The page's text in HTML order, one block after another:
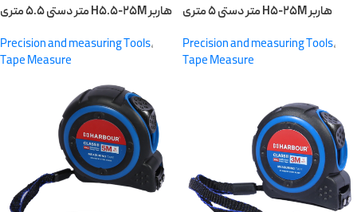
متر دستی ۵.۵ متری H۵.۵-۲۵M هاربر
Precision and measuring Tools,
Tape Measure
متر دستی ۵ متری H۵-۲۵M هاربر
Precision and measuring Tools,
Tape Measure